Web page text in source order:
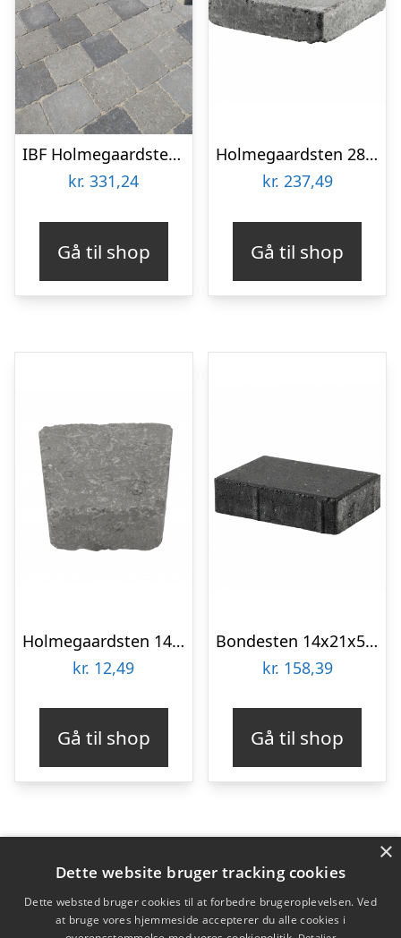
IBF Holmegaardsten 14x14x7 cm Gråmix
kr. 331,24
Gå til shop
Holmegaardsten 28x28x7 cm – Kvadrat stor – Gråmix
kr. 237,49
Gå til shop
Holmegaardsten 14×15/11×5,5 cm – Cirkelsten stor – Grå
kr. 12,49
Gå til shop
Bondesten 14x21x5 cm Sort/Antracit
kr. 158,39
Gå til shop
Varekategorier
Produkter
×
Dette website bruger tracking cookies
Dette websted bruger cookies til at forbedre brugeroplevelsen. Ved
at bruge vores hjemmeside accepterer du alle cookies i